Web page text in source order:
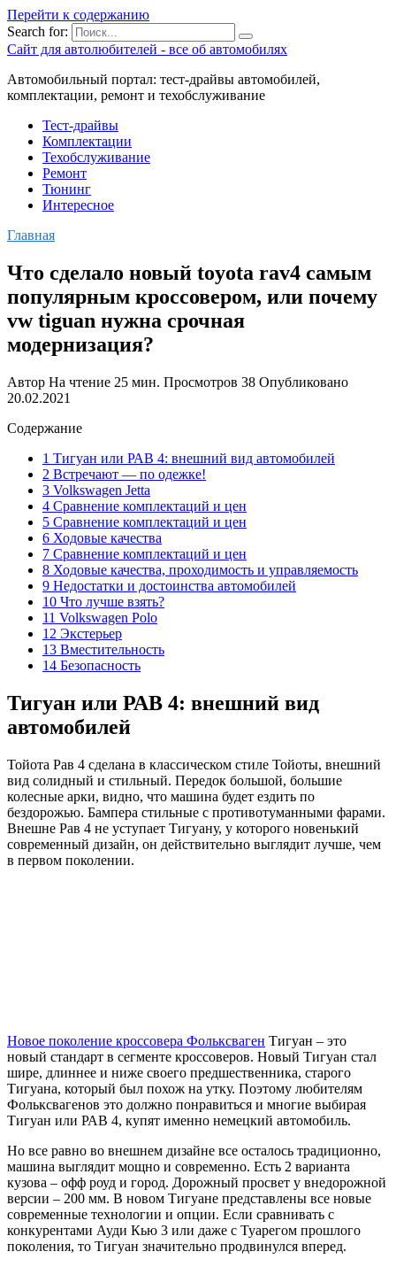
Перейти к содержанию
Search for:
Сайт для автолюбителей - все об автомобилях
Автомобильный портал: тест-драйвы автомобилей,
комплектации, ремонт и техобслуживание
Тест-драйвы
Комплектации
Техобслуживание
Ремонт
Тюнинг
Интересное
Главная
Что сделало новый toyota rav4 самым
популярным кроссовером, или почему
vw tiguan нужна срочная
модернизация?
Автор На чтение 25 мин. Просмотров 38 Опубликовано
20.02.2021
Содержание
1 Тигуан или РАВ 4: внешний вид автомобилей
2 Встречают — по одежке!
3 Volkswagen Jetta
4 Сравнение комплектаций и цен
5 Сравнение комплектаций и цен
6 Ходовые качества
7 Сравнение комплектаций и цен
8 Ходовые качества, проходимость и управляемость
9 Недостатки и достоинства автомобилей
10 Что лучше взять?
11 Volkswagen Polo
12 Экстерьер
13 Вместительность
14 Безопасность
Тигуан или РАВ 4: внешний вид
автомобилей
Тойота Рав 4 сделана в классическом стиле Тойоты, внешний
вид солидный и стильный. Передок большой, большие
колесные арки, видно, что машина будет ездить по
бездорожью. Бампера стильные с противотуманными фарами.
Внешне Рав 4 не уступает Тигуану, у которого новенький
современный дизайн, он действительно выглядит лучше, чем
в первом поколении.
Новое поколение кроссовера Фольксваген Тигуан – это
новый стандарт в сегменте кроссоверов. Новый Тигуан стал
шире, длиннее и ниже своего предшественника, старого
Тигуана, который был похож на утку. Поэтому любителям
Фольксвагенов это должно понравиться и многие выбирая
Тигуан или РАВ 4, купят именно немецкий автомобиль.
Но все равно во внешнем дизайне все осталось традиционно,
машина выглядит мощно и современно. Есть 2 варианта
кузова – офф роуд и город. Дорожный просвет у внедорожной
версии – 200 мм. В новом Тигуане представлены все новые
современные технологии и опции. Если сравнивать с
конкурентами Ауди Кью 3 или даже с Туарегом прошлого
поколения, то Тигуан значительно продвинулся вперед.